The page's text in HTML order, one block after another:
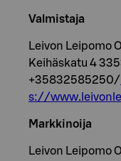
Valmistaja
Leivon Leipomo
Keihäskatu 4
+35832585250/
s://
Markkinoija
Leivon Leipomo